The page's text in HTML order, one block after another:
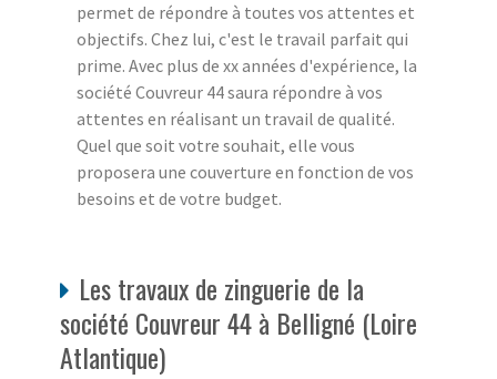
permet de répondre à toutes vos attentes et
objectifs. Chez lui, c'est le travail parfait qui
prime. Avec plus de xx années d'expérience, la
société Couvreur 44 saura répondre à vos
attentes en réalisant un travail de qualité.
Quel que soit votre souhait, elle vous
proposera une couverture en fonction de vos
besoins et de votre budget.
Les travaux de zinguerie de la
société Couvreur 44 à Belligné (Loire
Atlantique)